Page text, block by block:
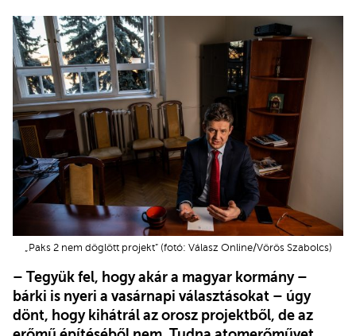
„Paks 2 nem döglött projekt” (fotó: Válasz Online/Vörös Szabolcs)
– Tegyük fel, hogy akár a magyar kormány –
bárki is nyeri a vasárnapi választásokat – úgy
dönt, hogy kihátrál az orosz projektből, de az